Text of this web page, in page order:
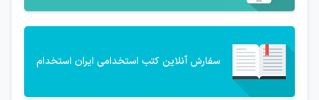
سفارش آنلاین کتب استخدامی ایران استخدام